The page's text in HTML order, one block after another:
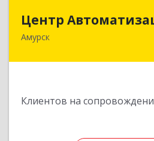
Центр
Амурск
Клиентов на
682640, Хабаровский